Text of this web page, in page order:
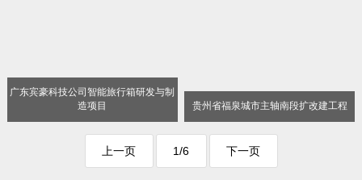
广东宾豪科技公司智能旅行箱研发与制
造项目
贵州省福泉城市主轴南段扩改建工程
上一页 1/6 下一页